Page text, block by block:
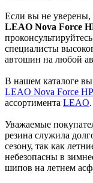
Если вы не
LEAO Nova Force
специалисты
автошин на любой
В нашем каталоге
LEAO Nova Force
ассортимента LEAO.
Уважаемые
резина служила
сезону, так как
небезопасны в
шипов на летнем